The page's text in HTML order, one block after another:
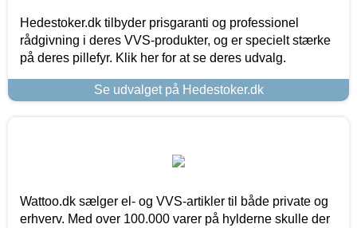
Hedestoker.dk tilbyder prisgaranti og professionel
rådgivning i deres VVS-produkter, og er specielt stærke
på deres pillefyr. Klik her for at se deres udvalg.
Se udvalget på Hedestoker.dk
Wattoo.dk sælger el- og VVS-artikler til både private og
erhverv. Med over 100.000 varer på hylderne skulle der